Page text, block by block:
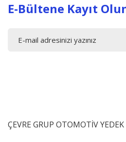
E-Bültene Kayıt
ÇEVRE GRUP OTOMOTİV